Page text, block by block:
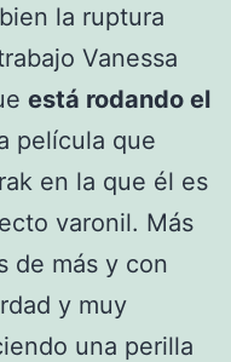
la ruptura
Vanessa
está rodando el
película que
en la que él es
varonil. Más
de más y con
y muy
una perilla